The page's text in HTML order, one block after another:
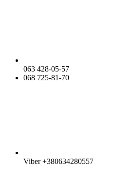
063 428-05-57
068 725-81-70
Viber +380634280557